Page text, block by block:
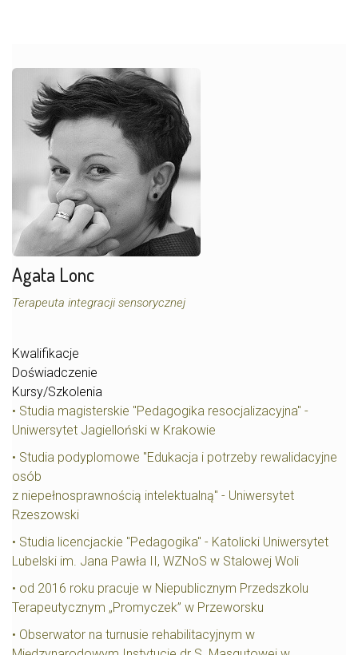
Agata Lonc
Terapeuta integracji sensorycznej
Kwalifikacje
Doświadczenie
Kursy/Szkolenia
• Studia magisterskie "Pedagogika resocjalizacyjna" -
Uniwersytet Jagielloński w Krakowie
• Studia podyplomowe "Edukacja i potrzeby rewalidacyjne
osób
z niepełnosprawnością intelektualną" - Uniwersytet
Rzeszowski
• Studia licencjackie "Pedagogika" - Katolicki Uniwersytet
Lubelski im. Jana Pawła II, WZNoS w Stalowej Woli
• od 2016 roku pracuje w Niepublicznym Przedszkolu
Terapeutycznym „Promyczek” w Przeworsku
• Obserwator na turnusie rehabilitacyjnym w